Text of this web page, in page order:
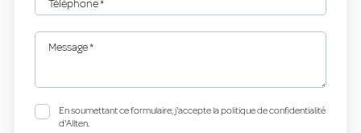
Téléphone*
Message*
En soumettant ce formulaire, j'accepte la politique de confidentialité
d'Allten.